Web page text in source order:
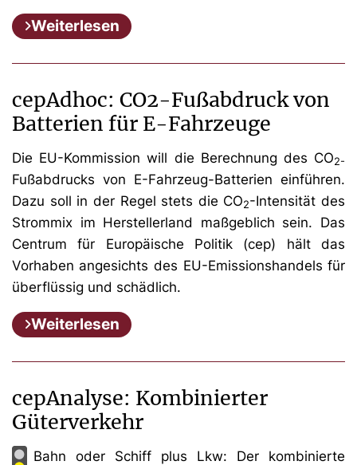
Weiterlesen
cepAdhoc: CO2-Fußabdruck von
Batterien für E-Fahrzeuge
Die EU-Kommission will die Berechnung des CO2-
Fußabdrucks von E-Fahrzeug-Batterien einführen.
Dazu soll in der Regel stets die CO2-Intensität des
Strommix im Herstellerland maßgeblich sein. Das
Centrum für Europäische Politik (cep) hält das
Vorhaben angesichts des EU-Emissionshandels für
überflüssig und schädlich.
Weiterlesen
cepAnalyse: Kombinierter
Güterverkehr
Bahn oder Schiff plus Lkw: Der kombinierte